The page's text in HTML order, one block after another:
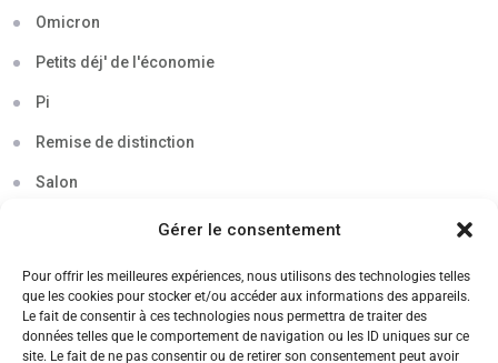
Gérer le consentement
Pour offrir les meilleures expériences, nous utilisons des technologies telles
que les cookies pour stocker et/ou accéder aux informations des appareils.
Le fait de consentir à ces technologies nous permettra de traiter des
données telles que le comportement de navigation ou les ID uniques sur ce
site. Le fait de ne pas consentir ou de retirer son consentement peut avoir
Omicron
Petits déj' de l'économie
Pi
Remise de distinction
Salon
Soirée
Sortie découverte